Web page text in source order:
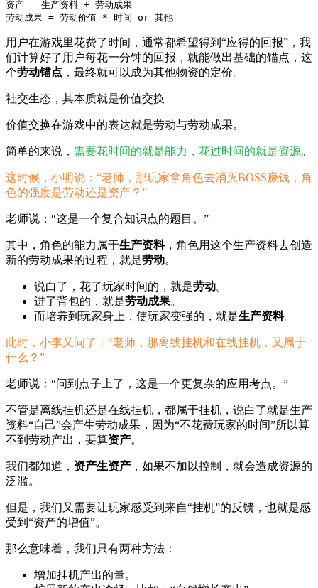
资产 = 生产资料 + 劳动成果
劳动成果 = 劳动价值 * 时间 or 其他
用户在游戏里花费了时间，通常都希望得到“应得的回报”，我
们计算好了用户每花一分钟的回报，就能做出基础的锚点，这
个劳动锚点 ，最终就可以成为其他物资的定价。
社交生态，其本质就是价值交换
价值交换在游戏中的表达就是劳动与劳动成果。
简单的来说， 需要花时间的就是能力，花过时间的就是资源。
这时候，小明说：“老师，那玩家拿角色去消灭BOSS赚钱，角
色的强度是劳动还是资产？”
老师说：“这是一个复合知识点的题目。”
其中，角色的能力属于生产资料，角色用这个生产资料去创造
新的劳动成果的过程，就是劳动。
说白了，花了玩家时间的，就是劳动。
进了背包的，就是劳动成果。
而培养到玩家身上，使玩家变强的，就是生产资料。
此时，小李又问了：“老师，那离线挂机和在线挂机，又属于
什么？”
老师说：“问到点子上了，这是一个更复杂的应用考点。”
不管是离线挂机还是在线挂机，都属于挂机，说白了就是生产
资料“自己”会产生劳动成果，因为“不花费玩家的时间”所以算
不到劳动产出，要算资产。
我们都知道， 资产生资产 ，如果不加以控制，就会造成资源的
泛滥。
但是，我们又需要让玩家感受到来自“挂机”的反馈，也就是感
受到“资产的增值”。
那么意味着，我们只有两种方法：
增加挂机产出的量。